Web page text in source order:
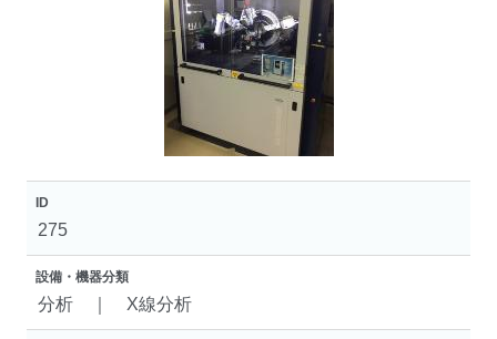
ID
275
設備・機器分類
分析 ｜ X線分析